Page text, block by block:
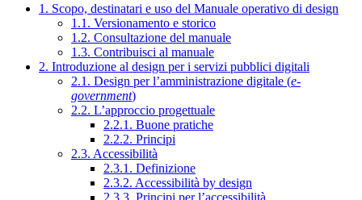
1. Scopo, destinatari e uso del Manuale operativo di design
1.1. Versionamento e storico
1.2. Consultazione del manuale
1.3. Contribuisci al manuale
2. Introduzione al design per i servizi pubblici digitali
2.1. Design per l’amministrazione digitale (e-
government)
2.2. L’approccio progettuale
2.2.1. Buone pratiche
2.2.2. Principi
2.3. Accessibilità
2.3.1. Definizione
2.3.2. Accessibilità by design
2.3.3. Principi per l’accessibilità